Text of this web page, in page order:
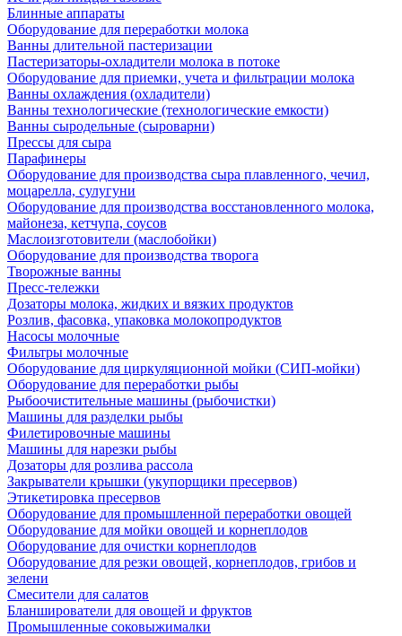
Блинные аппараты
Оборудование для переработки молока
Ванны длительной пастеризации
Пастеризаторы-охладители молока в потоке
Оборудование для приемки, учета и фильтрации молока
Ванны охлаждения (охладители)
Ванны технологические (технологические емкости)
Ванны сыродельные (сыроварни)
Прессы для сыра
Парафинеры
Оборудование для производства сыра плавленного, чечил,
моцарелла, сулугуни
Оборудование для производства восстановленного молока,
майонеза, кетчупа, соусов
Маслоизготовители (маслобойки)
Оборудование для производства творога
Творожные ванны
Пресс-тележки
Дозаторы молока, жидких и вязких продуктов
Розлив, фасовка, упаковка молокопродуктов
Насосы молочные
Фильтры молочные
Оборудование для циркуляционной мойки (СИП-мойки)
Оборудование для переработки рыбы
Рыбоочистительные машины (рыбочистки)
Машины для разделки рыбы
Филетировочные машины
Машины для нарезки рыбы
Дозаторы для розлива рассола
Закрыватели крышки (укупорщики пресервов)
Этикетировка пресервов
Оборудование для промышленной переработки овощей
Оборудование для мойки овощей и корнеплодов
Оборудование для очистки корнеплодов
Оборудование для резки овощей, корнеплодов, грибов и
зелени
Смесители для салатов
Бланширователи для овощей и фруктов
Промышленные соковыжималки